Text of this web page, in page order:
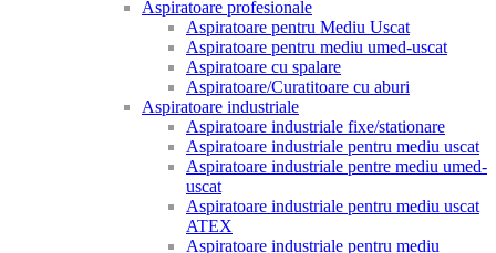
Aspiratoare profesionale
Aspiratoare pentru Mediu Uscat
Aspiratoare pentru mediu umed-uscat
Aspiratoare cu spalare
Aspiratoare/Curatitoare cu aburi
Aspiratoare industriale
Aspiratoare industriale fixe/stationare
Aspiratoare industriale pentru mediu uscat
Aspiratoare industriale pentre mediu umed-
uscat
Aspiratoare industriale pentru mediu uscat
ATEX
Aspiratoare industriale pentru mediu